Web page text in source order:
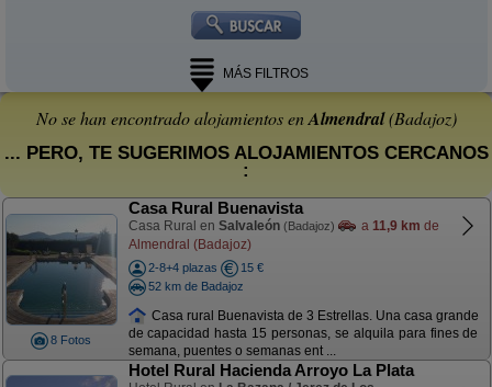
MÁS FILTROS
No se han encontrado alojamientos enAlmendral(Badajoz)
... PERO, TE SUGERIMOS ALOJAMIENTOS CERCANOS
:
8 Fotos
Casa Rural Buenavista
Casa Rural en Salvaleón (Badajoz) a 11,9 km de
Almendral (Badajoz)
2-8+4 plazas
15 €
52 km de Badajoz
Casa rural Buenavista de 3 Estrellas. Una casa grande
de capacidad hasta 15 personas, se alquila para fines de
semana, puentes o semanas ent ...
Hotel Rural Hacienda Arroyo La Plata